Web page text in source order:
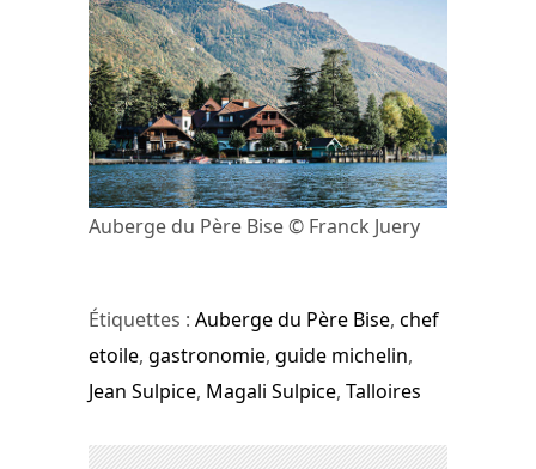
Auberge du Père Bise © Franck Juery
Étiquettes : Auberge du Père Bise, chef
etoile, gastronomie, guide michelin,
Jean Sulpice, Magali Sulpice, Talloires